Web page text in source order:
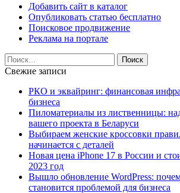
Добавить сайт в каталог
Опубликовать статью бесплатно
Поисковое продвижение
Реклама на портале
Свежие записи
РКО и эквайринг: финансовая
бизнеса
Пиломатериалы из лиственницы:
вашего проекта в Беларуси
Выбираем женские кроссовки
начинается с деталей
Новая цена iPhone 17 в России и
2023 год
Вышло обновление WordPress:
становится проблемой для бизнеса